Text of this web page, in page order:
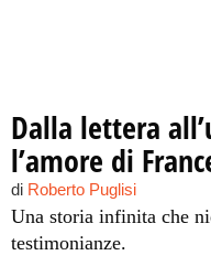
Dalla lettera
l’amore di
di Roberto Puglisi
Una storia infinita che
testimonianze.